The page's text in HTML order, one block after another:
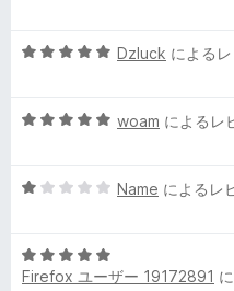
価
中
評
5
中
評
Dzluck による
5
中
評
価
woam によるレ
5
中
1
Name によるレ
5
段
Firefox ユーザー 19172891